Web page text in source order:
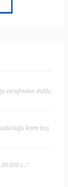
tarafından doldu
kısmı boş
30.000 t..."